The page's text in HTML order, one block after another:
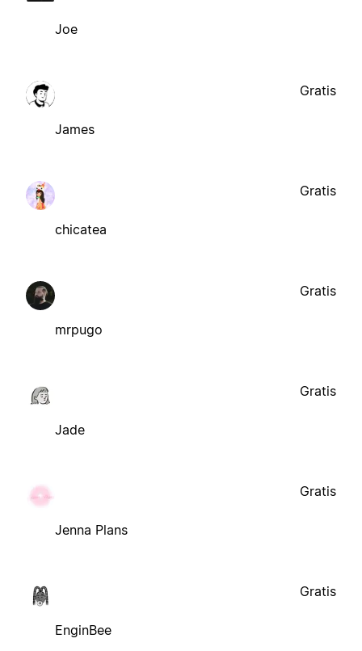
Joe
James
Gratis
chicatea
Gratis
mrpugo
Gratis
Jade
Gratis
Jenna Plans
Gratis
EnginBee
Gratis